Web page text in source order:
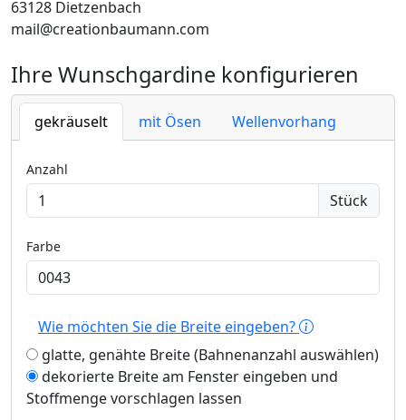
63128 Dietzenbach
mail@creationbaumann.com
Ihre Wunschgardine konfigurieren
gekräuselt mit Ösen Wellenvorhang
Anzahl
Stück
Farbe
Wie möchten Sie die Breite eingeben?
glatte, genähte Breite (Bahnenanzahl auswählen)
dekorierte Breite am Fenster eingeben und
Stoffmenge vorschlagen lassen